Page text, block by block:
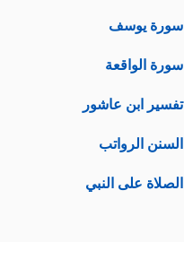
سورة يوسف
سورة الواقعة
تفسير ابن عاشور
السنن الرواتب
الصلاة على النبي